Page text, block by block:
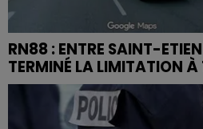
RN88 : ENTRE SAINT-
TERMINÉ LA LIMITATION À